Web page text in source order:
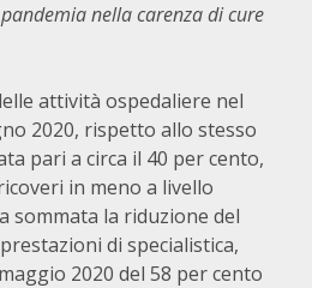
nella carenza di cure
attività ospedaliere nel
2020, rispetto allo stesso
pari a circa il 40 per cento,
in meno a livello
sommata la riduzione del
di specialistica,
2020 del 58 per cento